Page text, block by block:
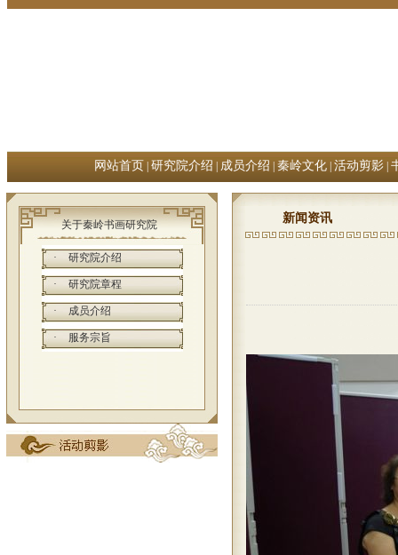
网站首页 研究院介绍 成员介绍 秦岭文化 活动剪影
关于秦岭书画研究院
· 研究院介绍
· 研究院章程
· 成员介绍
· 服务宗旨
新闻资讯